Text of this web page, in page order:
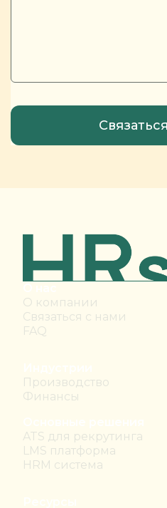
О компании
Связаться с нами
FAQ
Производство
Финансы
ATS для рекрутинга
LMS платформа
HRM система